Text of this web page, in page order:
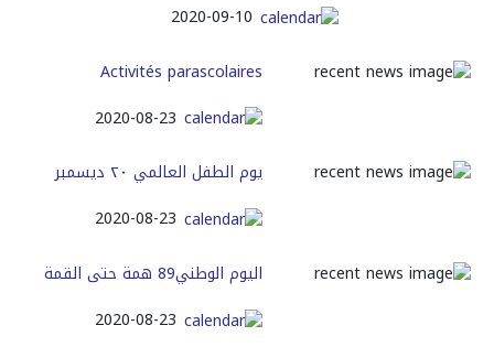
2020-09-10
Activités parascolaires
2020-08-23
يوم الطفل العالمي ٢٠ ديسمبر
2020-08-23
اليوم‭ ‬الوطني‭ ‬89همة‭ ‬حتى‭ ‬القمة‭‬
2020-08-23